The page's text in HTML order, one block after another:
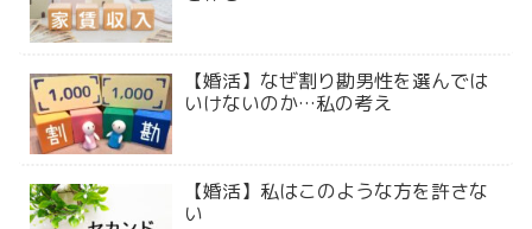
【婚活】なぜ割り勘男性を選んでは
いけないのか…私の考え
【婚活】私はこのような方を許さな
い